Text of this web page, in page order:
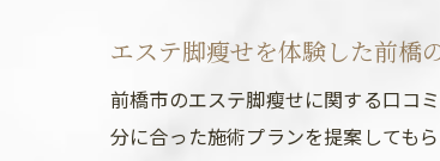
エステ脚瘦せを体験した前橋
前橋市のエステ脚瘦せに関する口コ
分に合った施術プランを提案しても